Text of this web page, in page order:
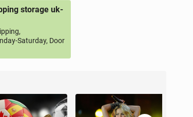
storage uk-
Saturday, Door